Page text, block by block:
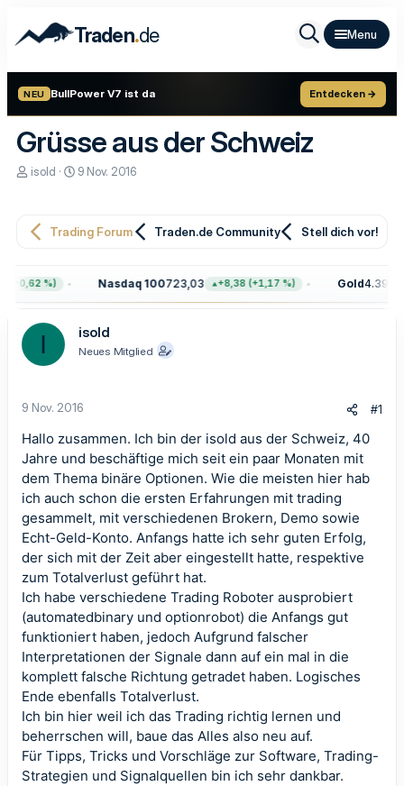
Traden.de
NEU BullPower V7 ist da Entdecken →
Grüsse aus der Schweiz
E
e
r
isold
E
e
m
9 Nov. 2016
Trading Forum Traden.de Community Stell dich vor!
%) Nasdaq 100723,03 +8,38 (+1,17 %) Gold4.399,70
I isold
Neues Mitglied
9 Nov. 2016 #1
Hallo zusammen. Ich bin der isold aus der Schweiz, 40
Jahre und beschäftige mich seit ein paar Monaten mit
dem Thema binäre Optionen. Wie die meisten hier hab
ich auch schon die ersten Erfahrungen mit trading
gesammelt, mit verschiedenen Brokern, Demo sowie
Echt-Geld-Konto. Anfangs hatte ich sehr guten Erfolg,
der sich mit der Zeit aber eingestellt hatte, respektive
zum Totalverlust geführt hat.
Ich habe verschiedene Trading Roboter ausprobiert
(automatedbinary und optionrobot) die Anfangs gut
funktioniert haben, jedoch Aufgrund falscher
Interpretationen der Signale dann auf ein mal in die
komplett falsche Richtung getradet haben. Logisches
Ende ebenfalls Totalverlust.
Ich bin hier weil ich das Trading richtig lernen und
beherrschen will, baue das Alles also neu auf.
Für Tipps, Tricks und Vorschläge zur Software, Trading-
Strategien und Signalquellen bin ich sehr dankbar.